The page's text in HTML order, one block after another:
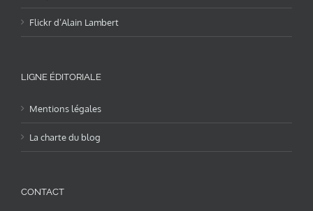
Flickr d’Alain Lambert
LIGNE ÉDITORIALE
Mentions légales
La charte du blog
CONTACT